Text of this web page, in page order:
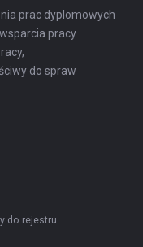
prac dyplomowych
pracy
do spraw
do rejestru